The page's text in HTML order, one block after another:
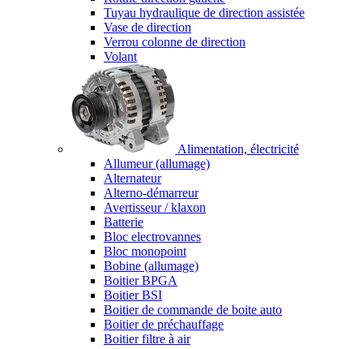
Tuyau hydraulique de direction assistée
Vase de direction
Verrou colonne de direction
Volant
Alimentation, électricité
Allumeur (allumage)
Alternateur
Alterno-démarreur
Avertisseur / klaxon
Batterie
Bloc electrovannes
Bloc monopoint
Bobine (allumage)
Boitier BPGA
Boitier BSI
Boitier de commande de boite auto
Boitier de préchauffage
Boitier filtre à air